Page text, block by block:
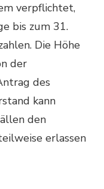
verpflichtet,
bis zum 31.
Die Höhe
der
des
kann
den
erlassen